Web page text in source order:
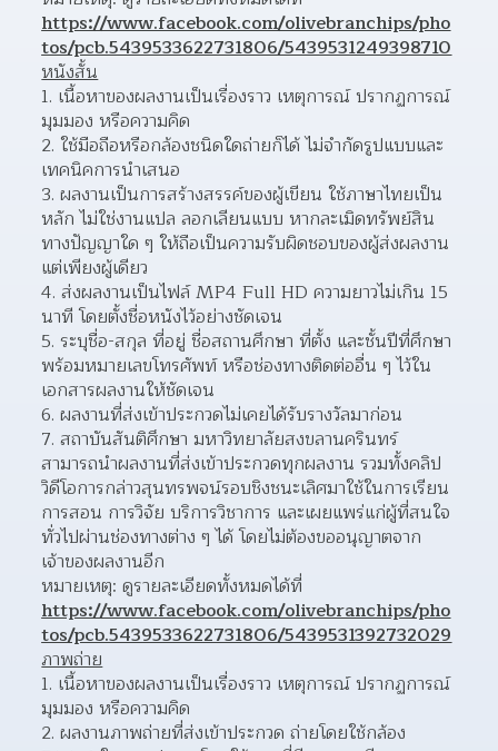
https://www.facebook.com/olivebranchips/pho
tos/pcb.5439533622731806/5439531249398710
หนังสั้น
เนื้อหาของผลงานเป็นเรื่องราว เหตุการณ์ ปรากฏการณ์
มุมมอง หรือความคิด
ใช้มือถือหรือกล้องชนิดใดถ่ายก็ได้ ไม่จำกัดรูปแบบและ
เทคนิคการนำเสนอ
ผลงานเป็นการสร้างสรรค์ของผู้เขียน ใช้ภาษาไทยเป็น
หลัก ไม่ใช่งานแปล ลอกเลียนแบบ หากละเมิดทรัพย์สิน
ทางปัญญาใด ๆ ให้ถือเป็นความรับผิดชอบของผู้ส่งผลงาน
แต่เพียงผู้เดียว
ส่งผลงานเป็นไฟล์ MP4 Full HD ความยาวไม่เกิน 15
นาที โดยตั้งชื่อหนังไว้อย่างชัดเจน
ระบุชื่อ-สกุล ที่อยู่ ชื่อสถานศึกษา ที่ตั้ง และชั้นปีที่ศึกษา
พร้อมหมายเลขโทรศัพท์ หรือช่องทางติดต่ออื่น ๆ ไว้ใน
เอกสารผลงานให้ชัดเจน
ผลงานที่ส่งเข้าประกวดไม่เคยได้รับรางวัลมาก่อน
สถาบันสันติศึกษา มหาวิทยาลัยสงขลานครินทร์
สามารถนำผลงานที่ส่งเข้าประกวดทุกผลงาน รวมทั้งคลิป
วิดีโอการกล่าวสุนทรพจน์รอบชิงชนะเลิศมาใช้ในการเรียน
การสอน การวิจัย บริการวิชาการ และเผยแพร่แก่ผู้ที่สนใจ
ทั่วไปผ่านช่องทางต่าง ๆ ได้ โดยไม่ต้องขออนุญาตจาก
เจ้าของผลงานอีก
https://www.facebook.com/olivebranchips/pho
tos/pcb.5439533622731806/5439531392732029
ภาพถ่าย
เนื้อหาของผลงานเป็นเรื่องราว เหตุการณ์ ปรากฏการณ์
มุมมอง หรือความคิด
ผลงานภาพถ่ายที่ส่งเข้าประกวด ถ่ายโดยใช้กล้อง